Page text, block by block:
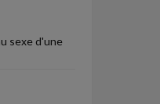
sexe d'une